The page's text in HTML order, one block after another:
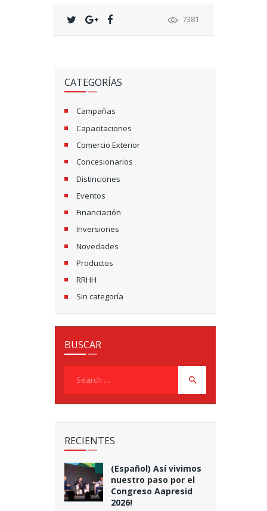
7381
CATEGORÍAS
Campañas
Capacitaciones
Comercio Exterior
Concesionarios
Distinciones
Eventos
Financiación
Inversiones
Novedades
Productos
RRHH
Sin categoría
BUSCAR
RECIENTES
(Español) Así vivimos
nuestro paso por el
Congreso Aapresid
2026!